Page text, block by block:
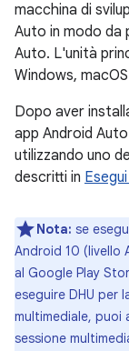
macchina di
Auto in modo da
Auto. L'unità
Windows,
Dopo aver
app Android
utilizzando uno
descritti in
Nota: se
Android 10 (livello
al Google Play
eseguire DHU per
multimediale, puoi
sessione